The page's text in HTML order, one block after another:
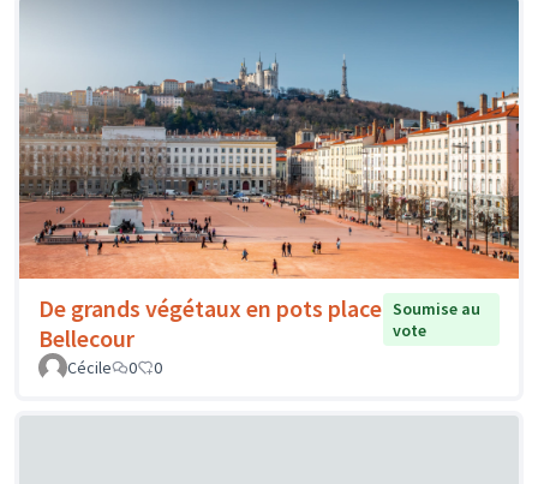
De grands végétaux en pots place
Bellecour
Soumise au
vote
Cécile
0 0